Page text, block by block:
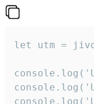
let utm =